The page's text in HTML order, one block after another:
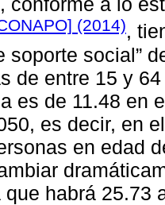
(2014),
soporte social”
de entre 15 y
es de 11.48 en
es decir, en
en edad
que habrá 25.73